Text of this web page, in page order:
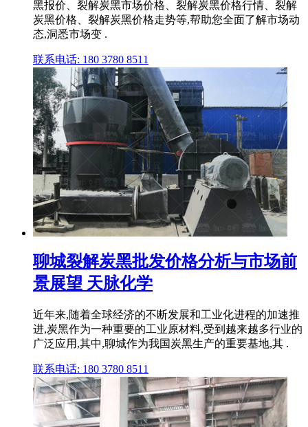
黑报价、裂解炭黑市场价格、裂解炭黑价格行情、裂解
炭黑价格、裂解炭黑价格走势等,帮助您全面了解市场动
态,洞悉市场变 .
联系电话: 180 3780 8511
聊城裂解炭黑批发价格分析与市场前
景展望 天脉化学
近年来,随着全球经济的不断发展和工业化进程的加速推
进,炭黑作为一种重要的工业原材料,受到越来越多行业的
广泛应用,其中,聊城作为我国炭黑生产的重要基地,其 .
联系电话: 180 3780 8511